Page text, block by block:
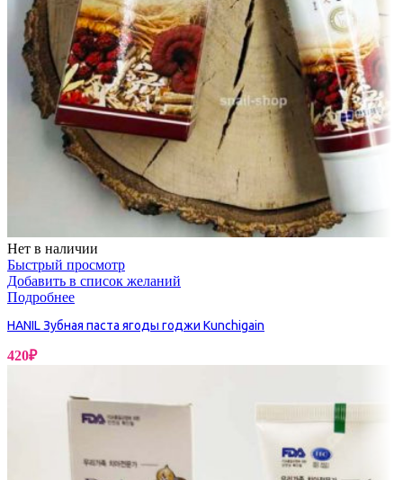
Нет в наличии
Быстрый просмотр
Добавить в список желаний
Подробнее
HANIL Зубная паста ягоды годжи Kunchigain
420₽